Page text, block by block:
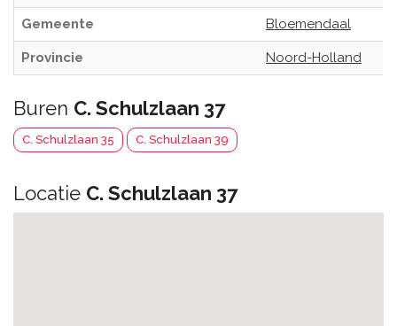
Gemeente Bloemendaal
Provincie Noord-Holland
Buren C. Schulzlaan 37
C. Schulzlaan 35 C. Schulzlaan 39
Locatie C. Schulzlaan 37